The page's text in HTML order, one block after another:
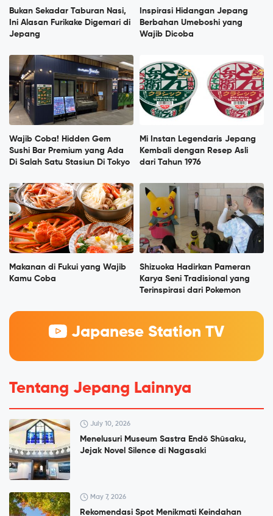
Bukan Sekadar Taburan Nasi,
Ini Alasan Furikake Digemari di
Jepang
Inspirasi Hidangan Jepang
Berbahan Umeboshi yang
Wajib Dicoba
Wajib Coba! Hidden Gem
Sushi Bar Premium yang Ada
Di Salah Satu Stasiun Di Tokyo
Mi Instan Legendaris Jepang
Kembali dengan Resep Asli
dari Tahun 1976
Makanan di Fukui yang Wajib
Kamu Coba
Shizuoka Hadirkan Pameran
Karya Seni Tradisional yang
Terinspirasi dari Pokemon
Japanese Station TV
Tentang Jepang Lainnya
July 10, 2026
Menelusuri Museum Sastra Endō Shūsaku,
Jejak Novel Silence di Nagasaki
May 7, 2026
Rekomendasi Spot Menikmati Keindahan